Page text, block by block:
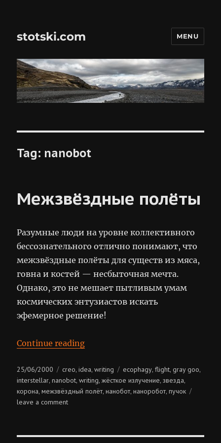
stotski.com MENU
Tag: nanobot
Межзвёздные полёты
Разумные люди на уровне коллективного
бессознательного отлично понимают, что
межзвёздные полёты для существ из мяса,
говна и костей — несбыточная мечта.
Однако, это не мешает пытливым умам
космических энтузиастов искать
эфемерное решение!
Continue reading“Межзвёздные полёты”
Posted
on
25/06/2000 Categories
creo,idea,writing Tags
ecophagy,flight,gray goo,
interstellar,nanobot,writing,жёсткое излучение,звезда,
корона,межзвёздный полёт,нанобот,наноробот,пучок
leave a commenton